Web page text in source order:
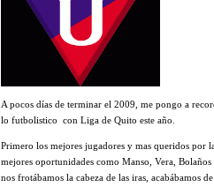
A pocos días de terminar el 2009, me pongo a
lo futbolistico con Liga de Quito este año.
Primero los mejores jugadores y mas queridos por
mejores oportunidades como Manso, Vera,
nos frotábamos la cabeza de las iras, acabábamos